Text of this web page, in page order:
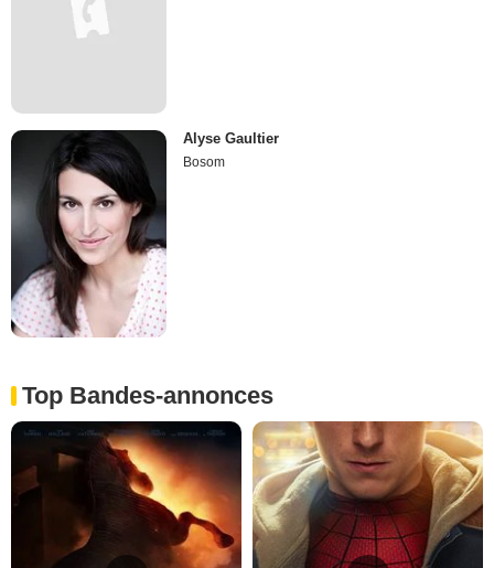
Alyse Gaultier
Bosom
Top Bandes-annonces